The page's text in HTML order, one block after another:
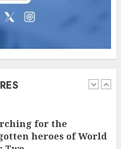
2026
7, 2026
for the
heroes of World
14, 2024
Scarier Than the
Talk? Its About Weight